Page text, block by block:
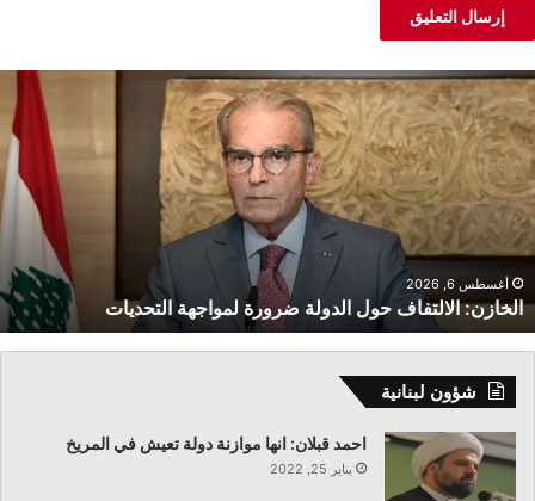
الخازن:
الالتفاف
حول
الدولة
ضرورة
لمواجهة
التحديات
أغسطس 6, 2026
الخازن: الالتفاف حول الدولة ضرورة لمواجهة التحديات
شؤون لبنانية
احمد قبلان: انها موازنة دولة تعيش في المريخ
يناير 25, 2022